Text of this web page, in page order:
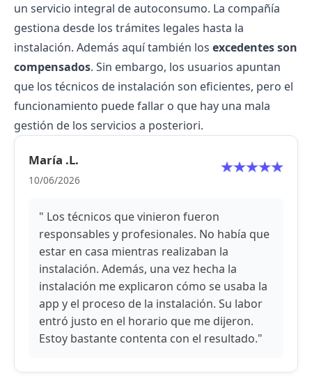
un servicio integral de autoconsumo. La compañía
gestiona desde los trámites legales hasta la
instalación. Además aquí también los excedentes son
compensados. Sin embargo, los usuarios apuntan
que los técnicos de instalación son eficientes, pero el
funcionamiento puede fallar o que hay una mala
gestión de los servicios a posteriori.
María .L.
10/06/2026
" Los técnicos que vinieron fueron
responsables y profesionales. No había que
estar en casa mientras realizaban la
instalación. Además, una vez hecha la
instalación me explicaron cómo se usaba la
app y el proceso de la instalación. Su labor
entró justo en el horario que me dijeron.
Estoy bastante contenta con el resultado."